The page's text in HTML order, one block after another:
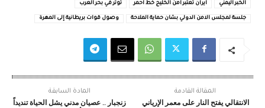
الخبر اليمني ايران تعتبر امن الخليج خط احمر توتر في بحر العرب
جلسة لمجلس الامن الدولي بشان حماية الملاحة وصول قوات بريطانية إلى المهرة
المادة السابقة
زنجبار .. عصيان مدني يشل الحياة تنديداً
المقالة القادمة
الانتقالي يفتح النار على معمر الإرياني